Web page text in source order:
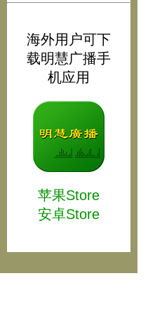
海外用户可下
载明慧广播手
机应用
苹果Store
安卓Store